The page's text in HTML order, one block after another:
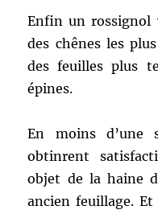
Enfin un rossignol
des chênes les
des feuilles plus
épines.
En moins d’une
obtinrent
objet de la haine
ancien feuillage. Et